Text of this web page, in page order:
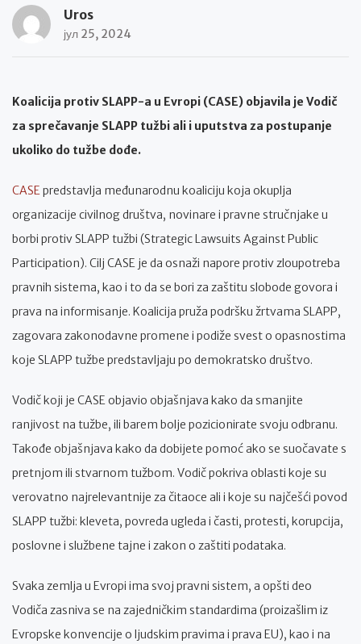
Uros
јул 25, 2024
Koalicija protiv SLAPP-a u Evropi (CASE) objavila je Vodič
za sprečavanje SLAPP tužbi ali i uputstva za postupanje
ukoliko do tužbe dođe.
CASEpredstavlja međunarodnu koaliciju koja okuplja
organizacije civilnog društva, novinare i pravne stručnjake u
borbi protiv SLAPP tužbi (Strategic Lawsuits Against Public
Participation). Cilj CASE je da osnaži napore protiv zloupotreba
pravnih sistema, kao i to da se bori za zaštitu slobode govora i
prava na informisanje. Koalicija pruža podršku žrtvama SLAPP,
zagovara zakonodavne promene i podiže svest o opasnostima
koje SLAPP tužbe predstavljaju po demokratsko društvo.
Vodič koji je CASE objavio objašnjava kako da smanjite
ranjivost na tužbe, ili barem bolje pozicionirate svoju odbranu.
Takođe objašnjava kako da dobijete pomoć ako se suočavate s
pretnjom ili stvarnom tužbom. Vodič pokriva oblasti koje su
verovatno najrelevantnije za čitaoce ali i koje su najčešći povod
SLAPP tužbi: kleveta, povreda ugleda i časti, protesti, korupcija,
poslovne i službene tajne i zakon o zaštiti podataka.
Svaka zemlja u Evropi ima svoj pravni sistem, a opšti deo
Vodiča zasniva se na zajedničkim standardima (proizašlim iz
Evropske konvencije o ljudskim pravima i prava EU), kao i na